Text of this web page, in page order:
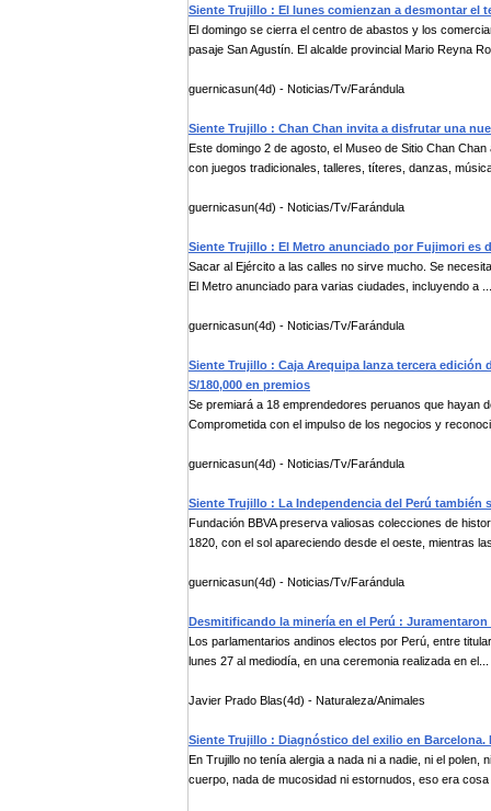
Siente Trujillo : El lunes comienzan a desmontar el
El domingo se cierra el centro de abastos y los
pasaje San Agustín. El alcalde provincial Mario Reyna
guernicasun(4d) - Noticias/Tv/Farándula
Siente Trujillo : Chan Chan invita a disfrutar una
Este domingo 2 de agosto, el Museo de Sitio Chan
con juegos tradicionales, talleres, títeres, danzas,
guernicasun(4d) - Noticias/Tv/Farándula
Siente Trujillo : El Metro anunciado por Fujimori es
Sacar al Ejército a las calles no sirve mucho. Se
El Metro anunciado para varias ciudades, incluyendo a ...
guernicasun(4d) - Noticias/Tv/Farándula
Siente Trujillo : Caja Arequipa lanza tercera
S/180,000 en premios
Se premiará a 18 emprendedores peruanos que hayan
Comprometida con el impulso de los negocios y
guernicasun(4d) - Noticias/Tv/Farándula
Siente Trujillo : La Independencia del Perú también
Fundación BBVA preserva valiosas colecciones de
1820, con el sol apareciendo desde el oeste, mientras
guernicasun(4d) - Noticias/Tv/Farándula
Desmitificando la minería en el Perú :
Los parlamentarios andinos electos por Perú, entre
lunes 27 al mediodía, en una ceremonia realizada en el...
Javier Prado Blas(4d) - Naturaleza/Animales
Siente Trujillo : Diagnóstico del exilio en Barcelona.
En Trujillo no tenía alergia a nada ni a nadie, ni el
cuerpo, nada de mucosidad ni estornudos, eso era cosa